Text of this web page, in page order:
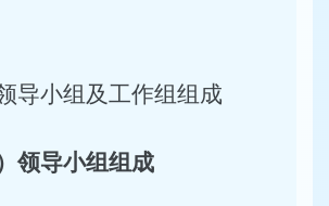
导小组及工作组组成
领导小组组成